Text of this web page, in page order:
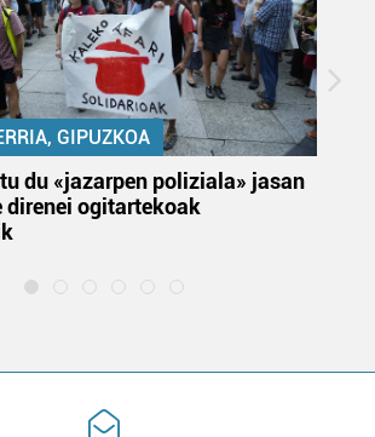
GIPUZKOA
du «jazarpen poliziala» jasan
direnei ogitartekoak